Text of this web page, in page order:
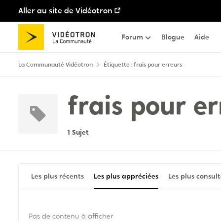
Aller au site de Vidéotron
Passer au contenu
Forum Blogue Aide
La Communauté Vidéotron Étiquette : frais pour erreurs
frais pour
1 Sujet
Les plus récents Les plus appréciées Les plus
Pas de contenu à afficher